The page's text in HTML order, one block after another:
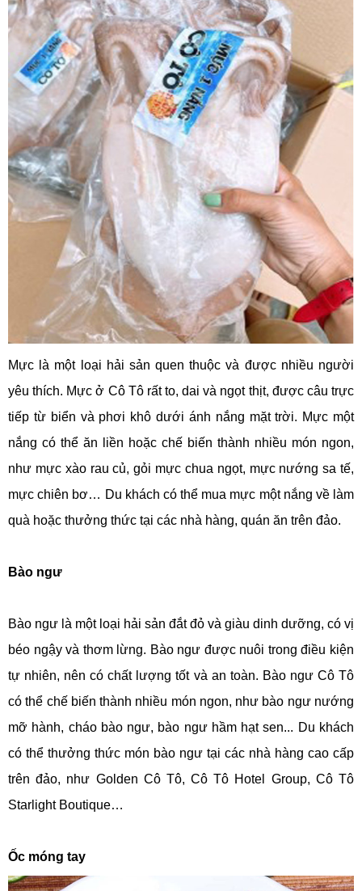
Mực là một loại hải sản quen thuộc và được nhiều người
yêu thích. Mực ở Cô Tô rất to, dai và ngọt thịt, được câu trực
tiếp từ biển và phơi khô dưới ánh nắng mặt trời. Mực một
nắng có thể ăn liền hoặc chế biến thành nhiều món ngon,
như mực xào rau củ, gỏi mực chua ngọt, mực nướng sa tế,
mực chiên bơ… Du khách có thể mua mực một nắng về làm
quà hoặc thưởng thức tại các nhà hàng, quán ăn trên đảo.
Bào ngư
Bào ngư là một loại hải sản đắt đỏ và giàu dinh dưỡng, có vị
béo ngậy và thơm lừng. Bào ngư được nuôi trong điều kiện
tự nhiên, nên có chất lượng tốt và an toàn. Bào ngư Cô Tô
có thể chế biến thành nhiều món ngon, như bào ngư nướng
mỡ hành, cháo bào ngư, bào ngư hầm hạt sen... Du khách
có thể thưởng thức món bào ngư tại các nhà hàng cao cấp
trên đảo, như Golden Cô Tô, Cô Tô Hotel Group, Cô Tô
Starlight Boutique…
Ốc móng tay